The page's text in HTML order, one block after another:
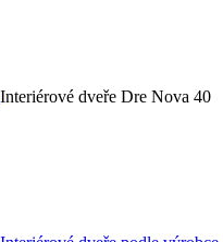
Interiérové dveře Dre Nova 40